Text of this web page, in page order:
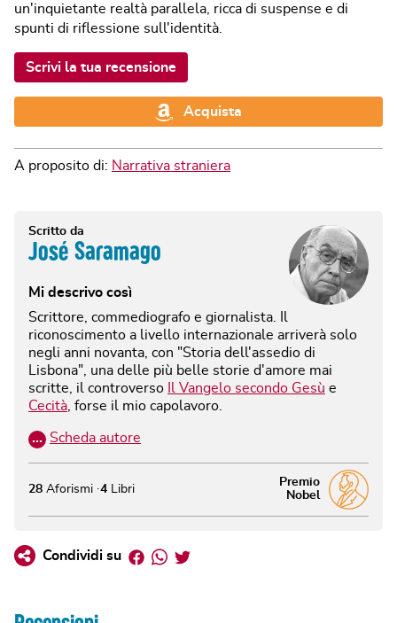
un'inquietante realtà parallela, ricca di suspense e di
spunti di riflessione sull'identità.
Scrivi la tua recensione
Acquista
A proposito di: Narrativa straniera
Scritto da
José Saramago
Mi descrivo così
Scrittore, commediografo e giornalista. Il
riconoscimento a livello internazionale arriverà solo
negli anni novanta, con "Storia dell'assedio di
Lisbona", una delle più belle storie d'amore mai
scritte, il controverso Il Vangelo secondo Gesù e
Cecità , forse il mio capolavoro.
… Scheda autore
Premio
Nobel
28 Aforismi 4 Libri
Condividi su Facebook
Whatsapp
Twitter